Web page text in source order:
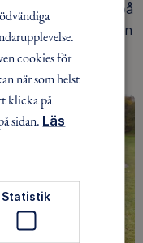
unga och vuxna på
vattnet, snön, isen
cookies för
när som helst
klicka på
sidan. Läs
Statistik